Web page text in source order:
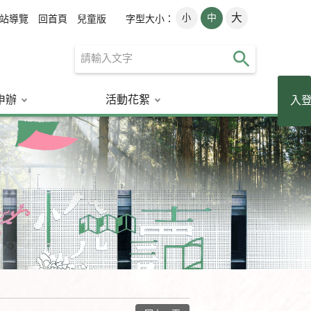
導覽 回首頁 兒童版 字型大小： 小 中 大
讀者登入
辦 活動花絮